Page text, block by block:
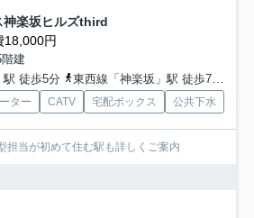
神楽坂ヒルズthird
18,000円
建
駅 徒歩5分
東西線「神楽坂」駅 徒歩7分
ター CATV 宅配ボックス 公共下水
担当が初めて住む駅も詳しくご案内